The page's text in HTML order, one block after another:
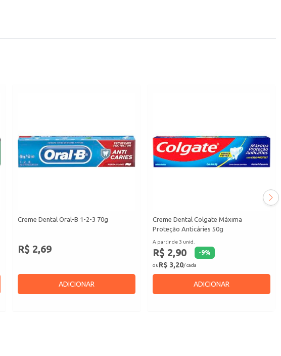
Creme Dental Oral-B 1-2-3 70g
R$ 2,69
ADICIONAR
Creme Dental Colgate Máxima
Proteção Anticáries 50g
A partir de 3 unid.
R$ 2,90 -9%
ouR$ 3,20/ cada
ADICIONAR